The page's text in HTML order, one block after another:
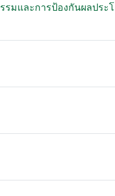
รมและการป้องกันผลประ